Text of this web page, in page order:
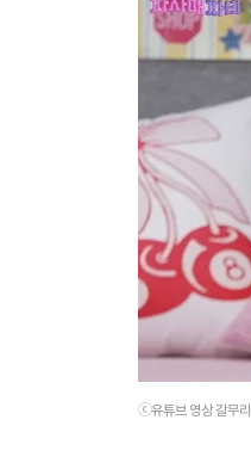
ⓒ유튜브 영상 갈무리